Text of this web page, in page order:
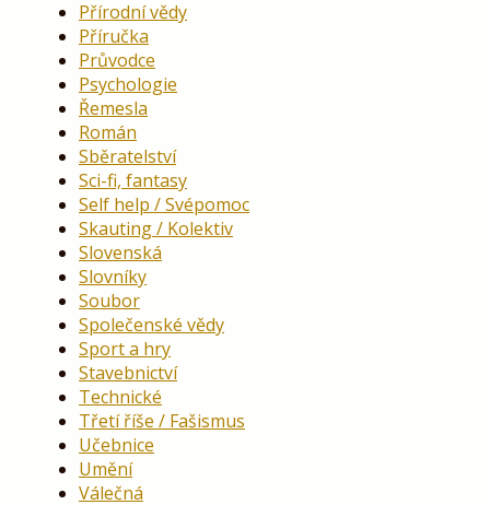
Přírodní vědy
Příručka
Průvodce
Psychologie
Řemesla
Román
Sběratelství
Sci-fi, fantasy
Self help / Svépomoc
Skauting / Kolektiv
Slovenská
Slovníky
Soubor
Společenské vědy
Sport a hry
Stavebnictví
Technické
Třetí říše / Fašismus
Učebnice
Umění
Válečná